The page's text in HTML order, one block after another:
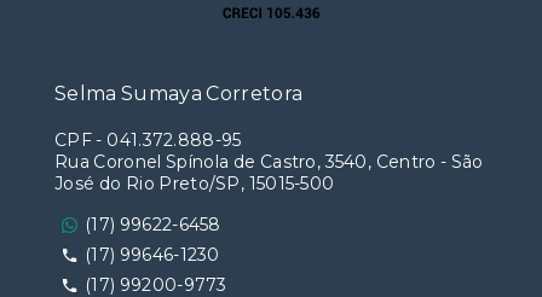
Selma Sumaya Corretora
CPF- 041.372.888-95
Rua Coronel Spínola de Castro, 3540, Centro - São
José do Rio Preto/SP, 15015-500
(17) 99622-6458
(17) 99646-1230
(17) 99200-9773